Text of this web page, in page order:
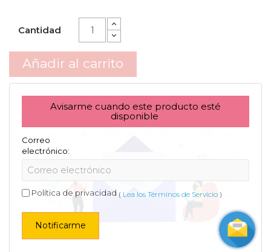
Cantidad
Añadir al carrito
Avisarme cuando este producto esté
disponible
Correo
electrónico:
Política de privacidad ( Lea los Términos de Servicio )
Notificarme